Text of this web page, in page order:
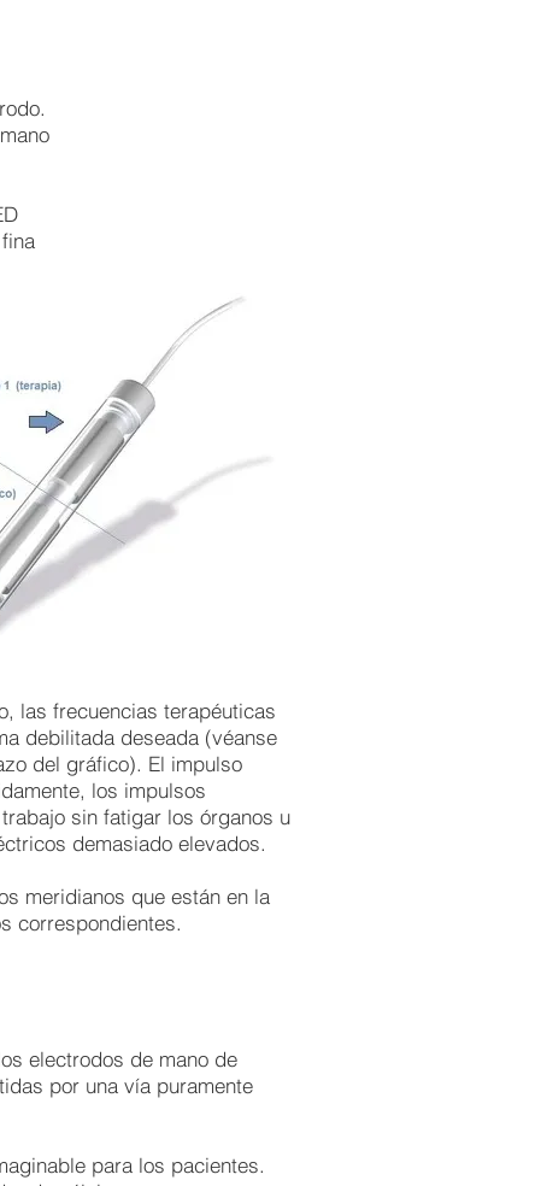
las frecuencias terapéuticas
debilitada deseada (véanse
del gráfico). El impulso
los impulsos
sin fatigar los órganos u
demasiado elevados.
meridianos que están en la
correspondientes.
electrodos de mano de
por una vía puramente
para los pacientes.